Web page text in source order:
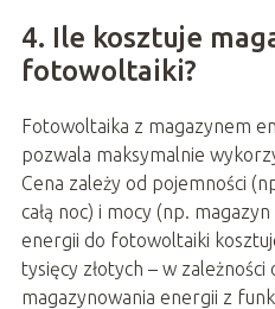
4. Ile kosztuje
fotowoltaiki?
Fotowoltaika z magazynem
pozwala maksymalnie
Cena zależy od pojemności
całą noc) i mocy (np.
energii do fotowoltaiki
tysięcy złotych – w
magazynowania energii z